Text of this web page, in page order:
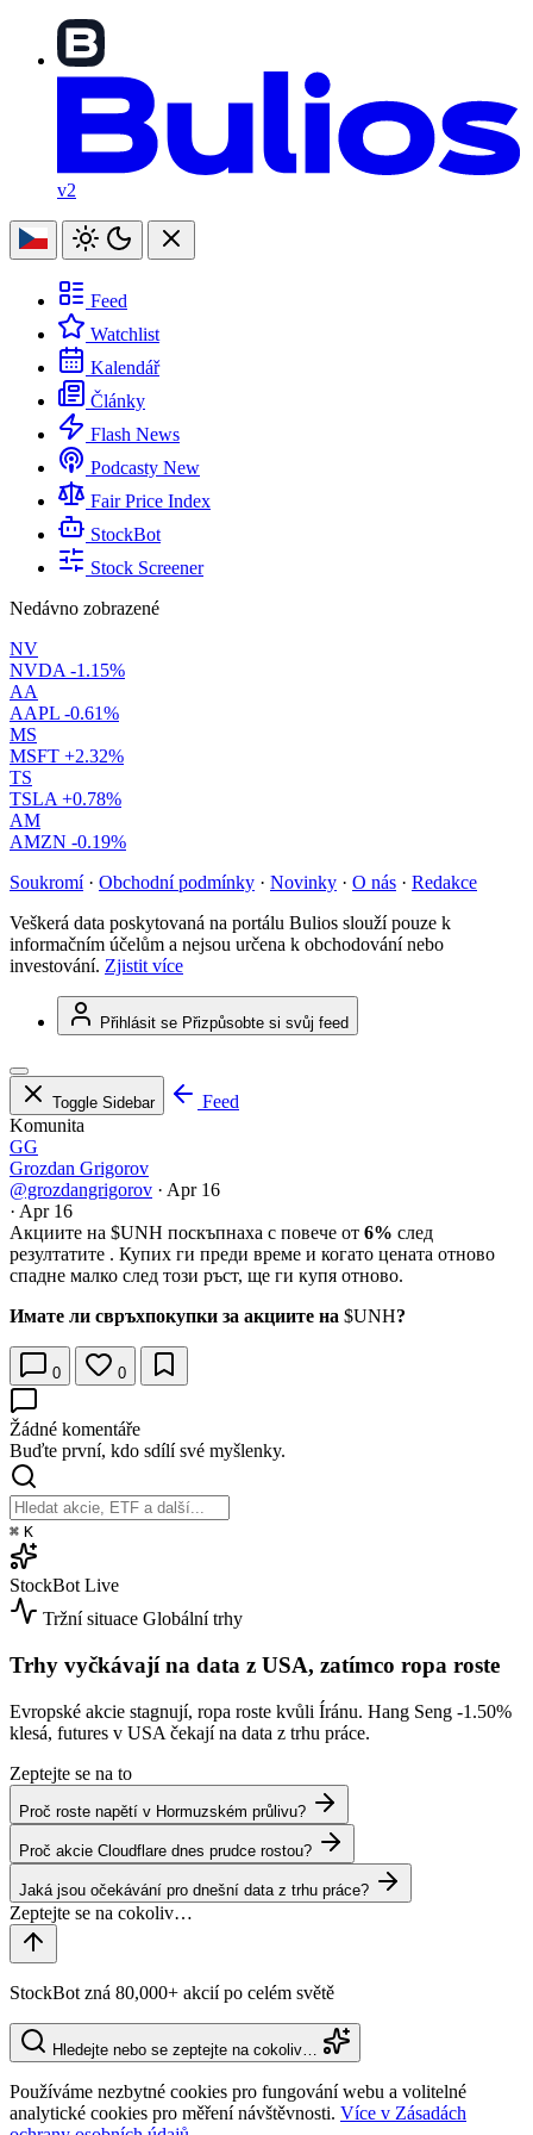
v2
Feed
Watchlist
Kalendář
Články
Flash News
Podcasty New
Fair Price Index
StockBot
Stock Screener
Nedávno zobrazené
NV
NVDA -1.15%
AA
AAPL -0.61%
MS
MSFT +2.32%
TS
TSLA +0.78%
AM
AMZN -0.19%
Soukromí · Obchodní podmínky · Novinky · O nás · Redakce
Veškerá data poskytovaná na portálu Bulios slouží pouze k
informačním účelům a nejsou určena k obchodování nebo
investování. Zjistit více
Přihlásit se Přizpůsobte si svůj feed
Toggle Sidebar
Feed
Komunita
GG
Grozdan Grigorov
@grozdangrigorov · Apr 16
· Apr 16
Акциите на $UNH поскъпнаха с повече от 6% след
резултатите . Купих ги преди време и когато цената отново
спадне малко след този ръст, ще ги купя отново.
Имате ли свръхпокупки за акциите на $UNH?
0 0
Žádné komentáře
Buďte první, kdo sdílí své myšlenky.
⌘ K
StockBot Live
Tržní situace Globální trhy
Trhy vyčkávají na data z USA, zatímco ropa roste
Evropské akcie stagnují, ropa roste kvůli Íránu. Hang Seng -1.50%
klesá, futures v USA čekají na data z trhu práce.
Zeptejte se na to
Proč roste napětí v Hormuzském průlivu?
Proč akcie Cloudflare dnes prudce rostou?
Jaká jsou očekávání pro dnešní data z trhu práce?
StockBot zná 80,000+ akcií po celém světě
Hledejte nebo se zeptejte na cokoliv…
Používáme nezbytné cookies pro fungování webu a volitelné
analytické cookies pro měření návštěvnosti. Více v Zásadách